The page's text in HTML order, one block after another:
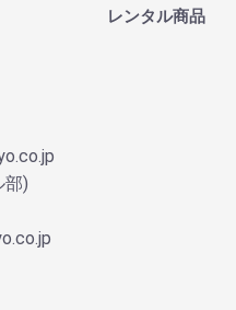
部)
レンタル商品